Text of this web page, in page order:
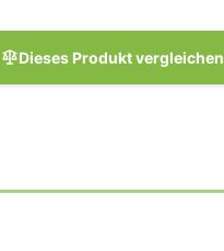
Dieses Produkt vergleichen